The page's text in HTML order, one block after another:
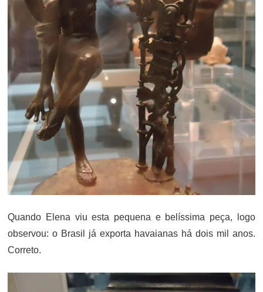
Quando Elena viu esta pequena e belíssima peça, logo
observou: o Brasil já exporta havaianas há dois mil anos.
Correto.